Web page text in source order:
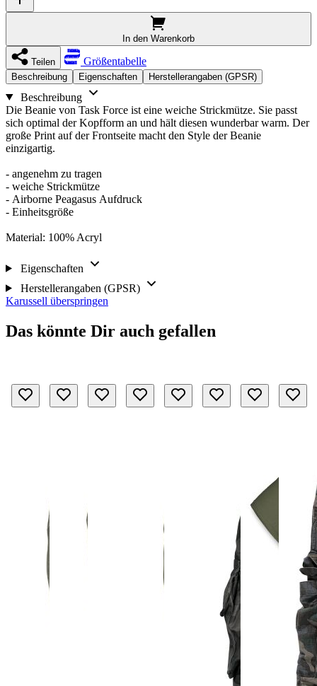
In den Warenkorb
Teilen Größentabelle
Beschreibung Eigenschaften Herstellerangaben (GPSR)
Beschreibung
Die Beanie von Task Force ist eine weiche Strickmütze. Sie passt
sich optimal der Kopfform an und hält diesen wunderbar warm. Der
große Print auf der Frontseite macht den Style der Beanie
einzigartig.
- angenehm zu tragen
- weiche Strickmütze
- Airborne Peagasus Aufdruck
- Einheitsgröße
Material: 100% Acryl
Eigenschaften
Herstellerangaben (GPSR)
Karussell überspringen
Das könnte Dir auch gefallen